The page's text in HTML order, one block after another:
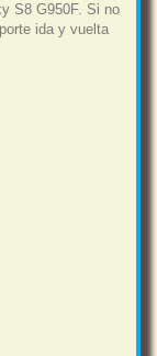
S8 G950F. Si no
ida y vuelta